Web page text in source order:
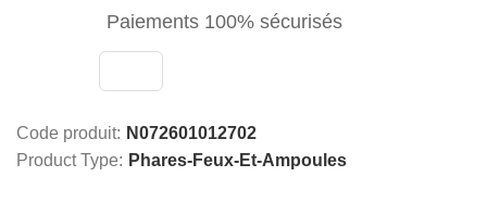
Paiements 100% sécurisés
Code produit: N072601012702
Product Type: Phares-Feux-Et-Ampoules